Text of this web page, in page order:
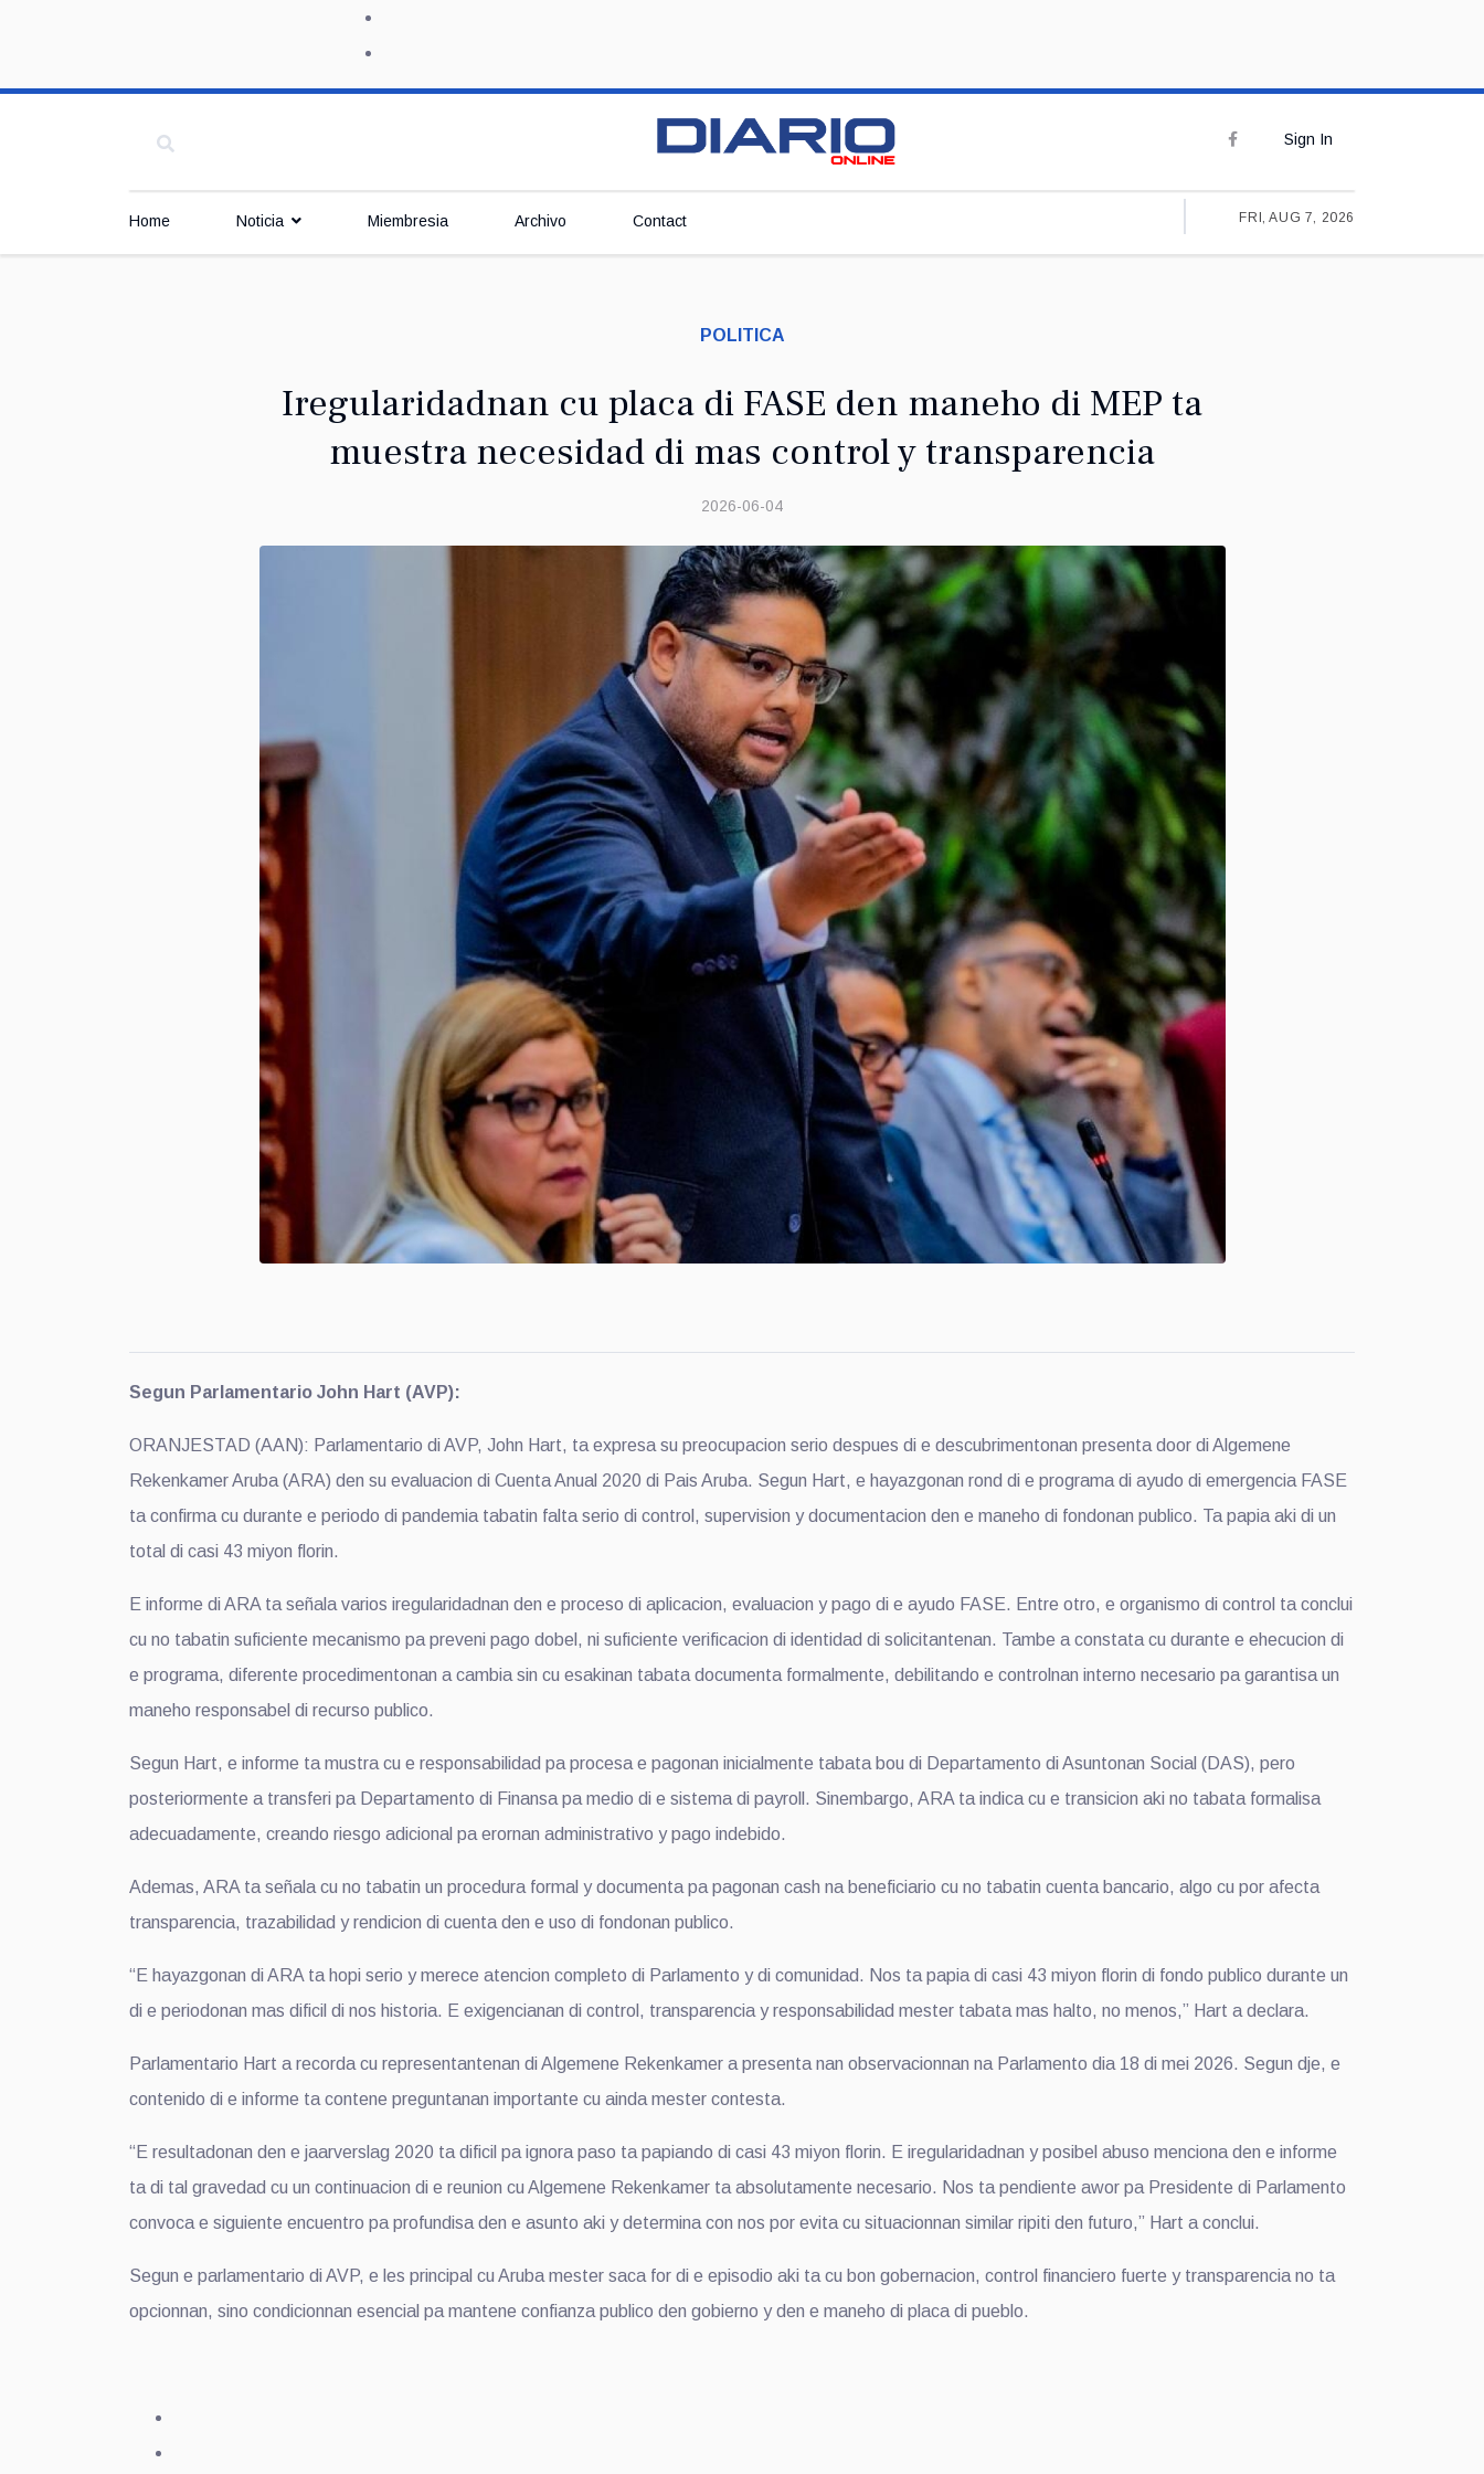
Sign In
Home Noticia Miembresia Archivo Contact FRI, AUG 7, 2026
POLITICA
Iregularidadnan cu placa di FASE den maneho di MEP ta
muestra necesidad di mas control y transparencia
2026-06-04
Segun Parlamentario John Hart (AVP):
ORANJESTAD (AAN): Parlamentario di AVP, John Hart, ta expresa su preocupacion serio despues di e descubrimentonan presenta door di Algemene
Rekenkamer Aruba (ARA) den su evaluacion di Cuenta Anual 2020 di Pais Aruba. Segun Hart, e hayazgonan rond di e programa di ayudo di emergencia FASE
ta confirma cu durante e periodo di pandemia tabatin falta serio di control, supervision y documentacion den e maneho di fondonan publico. Ta papia aki di un
total di casi 43 miyon florin.
E informe di ARA ta señala varios iregularidadnan den e proceso di aplicacion, evaluacion y pago di e ayudo FASE. Entre otro, e organismo di control ta conclui
cu no tabatin suficiente mecanismo pa preveni pago dobel, ni suficiente verificacion di identidad di solicitantenan. Tambe a constata cu durante e ehecucion di
e programa, diferente procedimentonan a cambia sin cu esakinan tabata documenta formalmente, debilitando e controlnan interno necesario pa garantisa un
maneho responsabel di recurso publico.
Segun Hart, e informe ta mustra cu e responsabilidad pa procesa e pagonan inicialmente tabata bou di Departamento di Asuntonan Social (DAS), pero
posteriormente a transferi pa Departamento di Finansa pa medio di e sistema di payroll. Sinembargo, ARA ta indica cu e transicion aki no tabata formalisa
adecuadamente, creando riesgo adicional pa erornan administrativo y pago indebido.
Ademas, ARA ta señala cu no tabatin un procedura formal y documenta pa pagonan cash na beneficiario cu no tabatin cuenta bancario, algo cu por afecta
transparencia, trazabilidad y rendicion di cuenta den e uso di fondonan publico.
“E hayazgonan di ARA ta hopi serio y merece atencion completo di Parlamento y di comunidad. Nos ta papia di casi 43 miyon florin di fondo publico durante un
di e periodonan mas dificil di nos historia. E exigencianan di control, transparencia y responsabilidad mester tabata mas halto, no menos,” Hart a declara.
Parlamentario Hart a recorda cu representantenan di Algemene Rekenkamer a presenta nan observacionnan na Parlamento dia 18 di mei 2026. Segun dje, e
contenido di e informe ta contene preguntanan importante cu ainda mester contesta.
“E resultadonan den e jaarverslag 2020 ta dificil pa ignora paso ta papiando di casi 43 miyon florin. E iregularidadnan y posibel abuso menciona den e informe
ta di tal gravedad cu un continuacion di e reunion cu Algemene Rekenkamer ta absolutamente necesario. Nos ta pendiente awor pa Presidente di Parlamento
convoca e siguiente encuentro pa profundisa den e asunto aki y determina con nos por evita cu situacionnan similar ripiti den futuro,” Hart a conclui.
Segun e parlamentario di AVP, e les principal cu Aruba mester saca for di e episodio aki ta cu bon gobernacion, control financiero fuerte y transparencia no ta
opcionnan, sino condicionnan esencial pa mantene confianza publico den gobierno y den e maneho di placa di pueblo.